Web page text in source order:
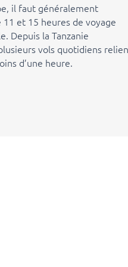
il faut généralement
et 15 heures de voyage
Depuis la Tanzanie
vols quotidiens
d’une heure.